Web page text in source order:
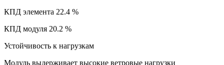
КПД элемента 22.4 %
КПД модуля 20.2 %
Устойчивость к нагрузкам
Модуль выдерживает высокие ветровые нагрузки